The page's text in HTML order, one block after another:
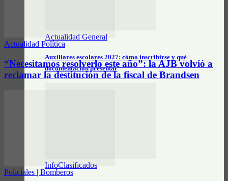
Actualidad General
Auxiliares escolares 2027: cómo inscribirse y qué
documentación presentar
InfoClasificados
Actualidad Política
“Necesitamos resolverlo este año”: la AJB volvió a
reclamar la destitución de la fiscal de Brandsen
Policiales | Bomberos